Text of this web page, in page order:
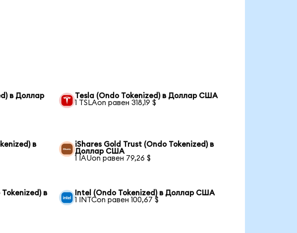
в Доллар
Tesla (Ondo Tokenized) в Доллар США
1 TSLAon равен 318,19 $
в
iShares Gold Trust (Ondo Tokenized) в
Доллар США
1 IAUon равен 79,26 $
Tokenized) в
Intel (Ondo Tokenized) в Доллар США
1 INTCon равен 100,67 $